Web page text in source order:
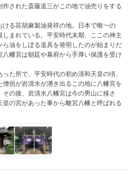
された斎藤道三がこの地で油売りをする
る荏胡麻製油発祥の地。日本で唯一の
しまれている。平安時代末期、ここの神主
油をしぼる道具を発明したのが始まりだ
八幡宮は朝廷や幕府から手厚い保護を受け
た所で、平安時代の初め清和天皇の頃、
侶が岩清水が湧き出るこの地に八幡宮を
の後、岩清水八幡宮は今の男山に移さ
皇の宮があった事から離宮八幡と呼ばれる